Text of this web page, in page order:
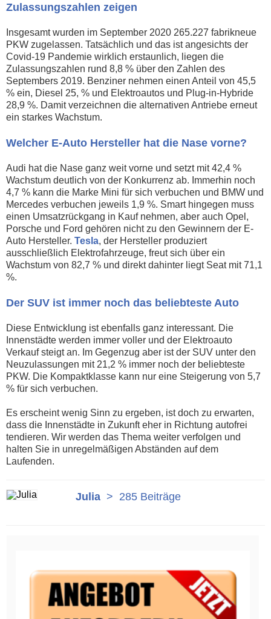
Zulassungszahlen zeigen
Insgesamt wurden im September 2020 265.227 fabrikneue
PKW zugelassen. Tatsächlich und das ist angesichts der
Covid-19 Pandemie wirklich erstaunlich, liegen die
Zulassungszahlen rund 8,8 % über den Zahlen des
Septembers 2019. Benziner nehmen einen Anteil von 45,5
% ein, Diesel 25, % und Elektroautos und Plug-in-Hybride
28,9 %. Damit verzeichnen die alternativen Antriebe erneut
ein starkes Wachstum.
Welcher E-Auto Hersteller hat die Nase vorne?
Audi hat die Nase ganz weit vorne und setzt mit 42,4 %
Wachstum deutlich von der Konkurrenz ab. Immerhin noch
4,7 % kann die Marke Mini für sich verbuchen und BMW und
Mercedes verbuchen jeweils 1,9 %. Smart hingegen muss
einen Umsatzrückgang in Kauf nehmen, aber auch Opel,
Porsche und Ford gehören nicht zu den Gewinnern der E-
Auto Hersteller. Tesla, der Hersteller produziert
ausschließlich Elektrofahrzeuge, freut sich über ein
Wachstum von 82,7 % und direkt dahinter liegt Seat mit 71,1
%.
Der SUV ist immer noch das beliebteste Auto
Diese Entwicklung ist ebenfalls ganz interessant. Die
Innenstädte werden immer voller und der Elektroauto
Verkauf steigt an. Im Gegenzug aber ist der SUV unter den
Neuzulassungen mit 21,2 % immer noch der beliebteste
PKW. Die Kompaktklasse kann nur eine Steigerung von 5,7
% für sich verbuchen.
Es erscheint wenig Sinn zu ergeben, ist doch zu erwarten,
dass die Innenstädte in Zukunft eher in Richtung autofrei
tendieren. Wir werden das Thema weiter verfolgen und
halten Sie in unregelmäßigen Abständen auf dem
Laufenden.
Julia > 285 Beiträge